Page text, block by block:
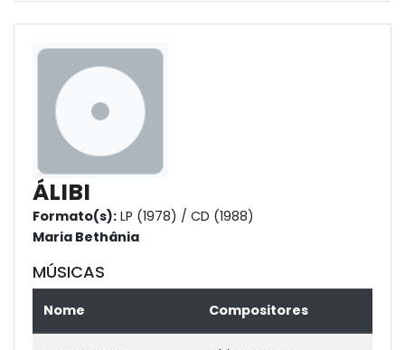
ÁLIBI
Formato(s): LP (1978) / CD (1988)
Maria Bethânia
MÚSICAS
Nome Compositores